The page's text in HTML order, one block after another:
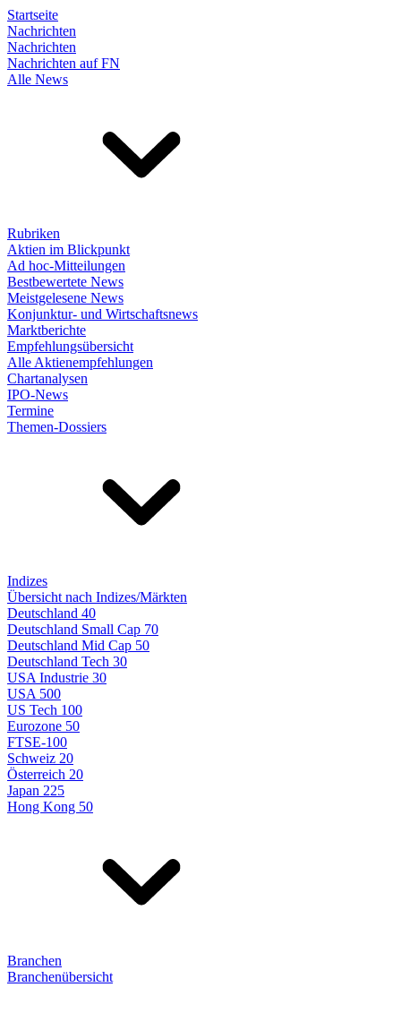
Startseite
Nachrichten
Nachrichten
Nachrichten auf FN
Alle News
Rubriken
Aktien im Blickpunkt
Ad hoc-Mitteilungen
Bestbewertete News
Meistgelesene News
Konjunktur- und Wirtschaftsnews
Marktberichte
Empfehlungsübersicht
Alle Aktienempfehlungen
Chartanalysen
IPO-News
Termine
Themen-Dossiers
Indizes
Übersicht nach Indizes/Märkten
Deutschland 40
Deutschland Small Cap 70
Deutschland Mid Cap 50
Deutschland Tech 30
USA Industrie 30
USA 500
US Tech 100
Eurozone 50
FTSE-100
Schweiz 20
Österreich 20
Japan 225
Hong Kong 50
Branchen
Branchenübersicht